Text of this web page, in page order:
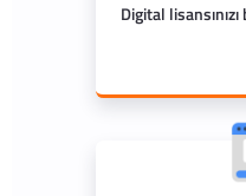
Digital